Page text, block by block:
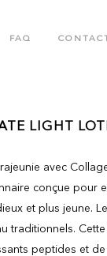
BODY CARE
FAQ
LIGHT
avec
conçue pour
et plus jeune.
traditionnels.
peptides et de